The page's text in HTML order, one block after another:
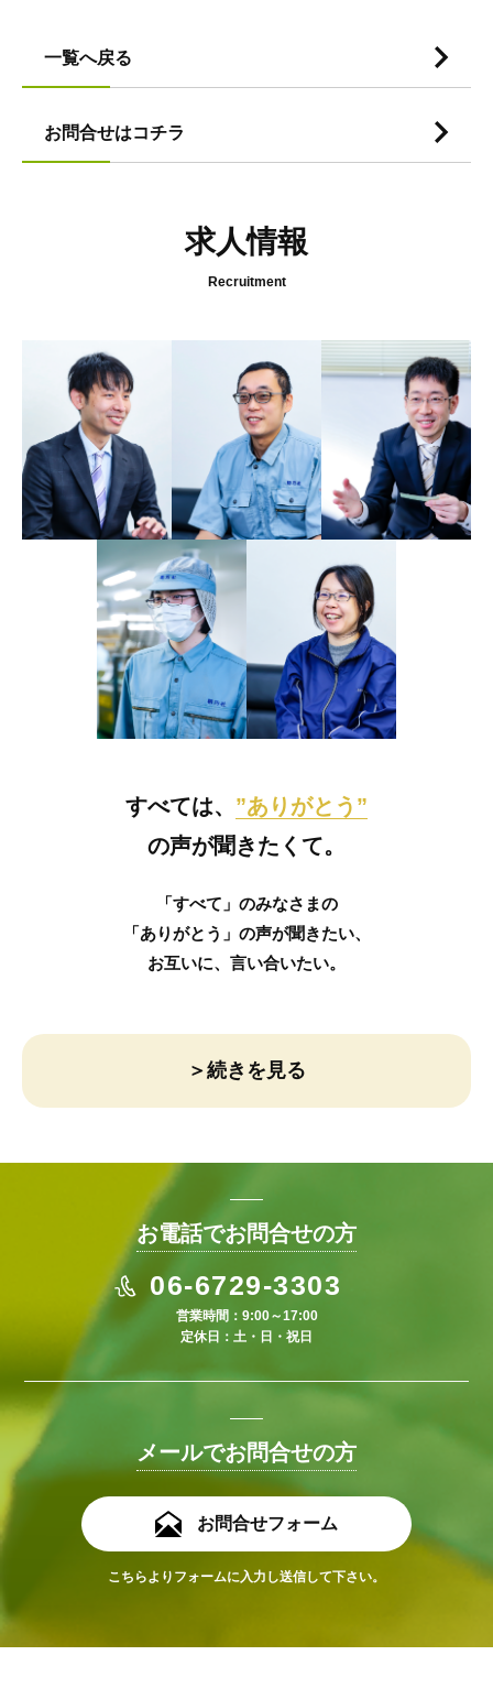
一覧へ戻る
お問合せはコチラ
求人情報
Recruitment
すべては、 ”ありがとう”
の声が聞きたくて。
「すべて」のみなさまの
「ありがとう」の声が聞きたい、
お互いに、言い合いたい。
＞続きを見る
お電話でお問合せの方
06-6729-3303
営業時間：9:00～17:00
定休日：土・日・祝日
メールでお問合せの方
お問合せフォーム
こちらよりフォームに入力し送信して下さい。